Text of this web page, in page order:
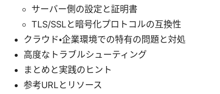
サーバー側の設定と証明書
TLS/SSLと暗号化プロトコルの互換性
クラウド・企業環境での特有の問題と対処
高度なトラブルシューティング
まとめと実践のヒント
参考URLとリソース